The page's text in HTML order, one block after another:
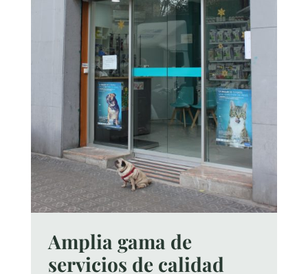
Amplia gama de
servicios de calidad